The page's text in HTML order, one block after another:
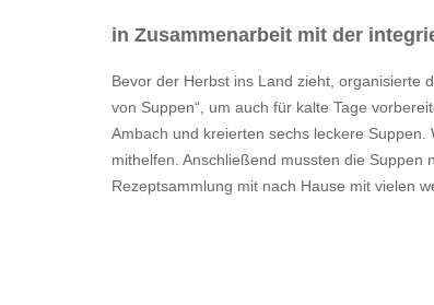
in Zusammenarbeit mit der
Bevor der Herbst ins Land zieht, organisierte
von Suppen“, um auch für kalte Tage
Ambach und kreierten sechs leckere
mithelfen. Anschließend mussten die Suppen
Rezeptsammlung mit nach Hause mit vielen